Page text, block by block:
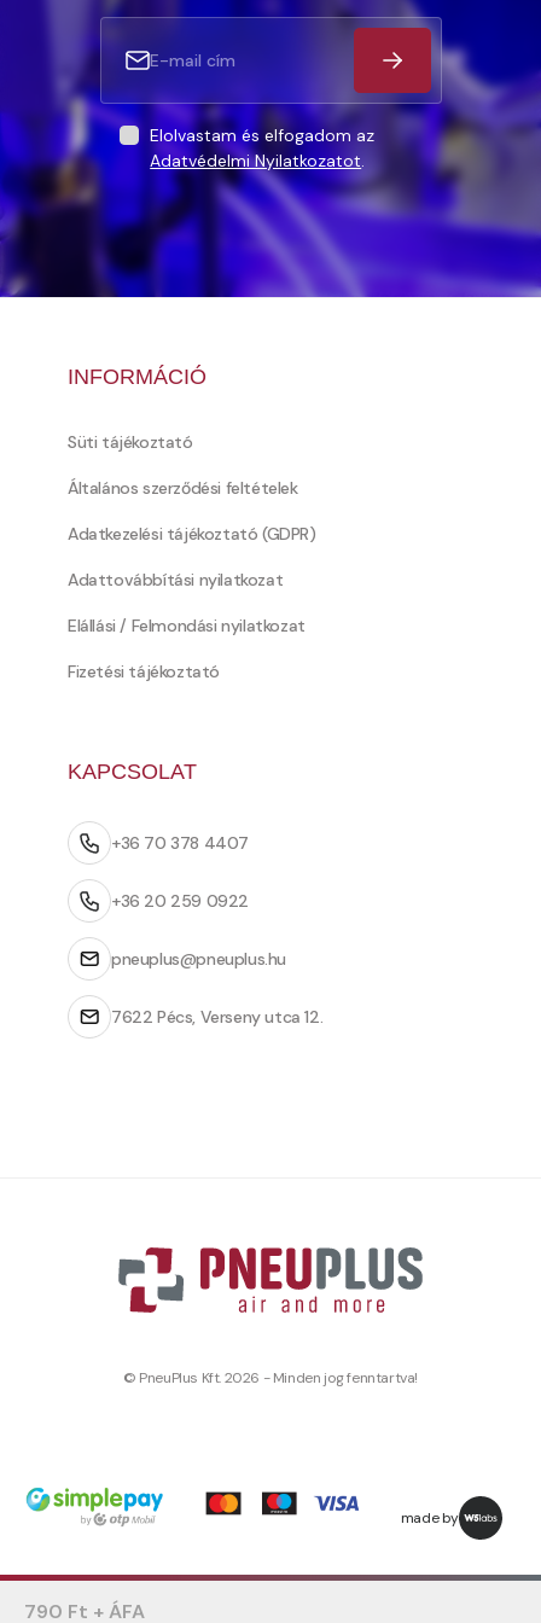
790 Ft + ÁFA
Elolvastam és elfogadom az
Adatvédelmi Nyilatkozatot.
INFORMÁCIÓ
Süti tájékoztató
Általános szerződési feltételek
Adatkezelési tájékoztató (GDPR)
Adattovábbítási nyilatkozat
Elállási / Felmondási nyilatkozat
Fizetési tájékoztató
KAPCSOLAT
+36 70 378 4407
+36 20 259 0922
pneuplus@pneuplus.hu
7622 Pécs, Verseny utca 12.
© PneuPlus Kft. 2026 - Minden jog fenntartva!
made by